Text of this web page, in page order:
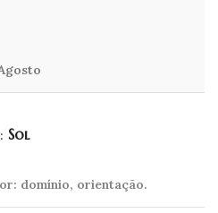
Sol
domínio, orientação.